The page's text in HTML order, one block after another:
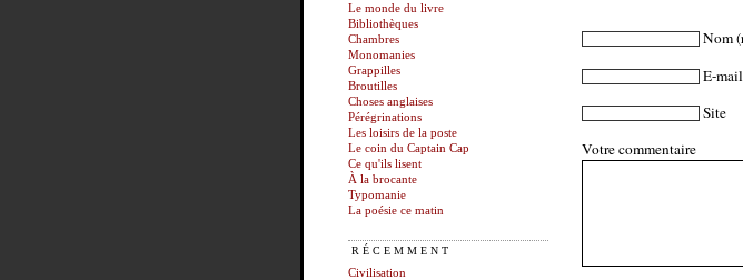
Le monde du livre
Bibliothèques
Chambres
Monomanies
Grappilles
Broutilles
Choses anglaises
Pérégrinations
Les loisirs de la poste
Le coin du Captain Cap
Ce qu'ils lisent
À la brocante
Typomanie
La poésie ce matin
RÉCEMMENT
Civilisation
Nom
E-mail
Site
Votre commentaire